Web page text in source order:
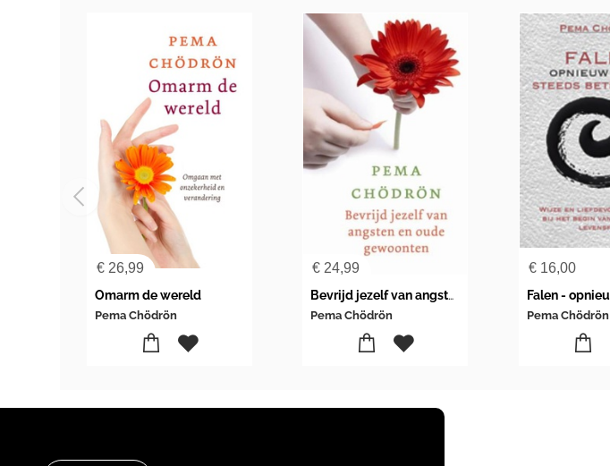
€ 26,99
Omarm de wereld
Pema Chödrön
€ 24,99
Bevrijd jezelf van angsten en oude gewoonten
Pema Chödrön
€16,00
Pema Chödrön